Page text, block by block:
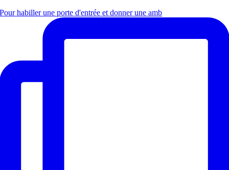
Pour habiller une porte d'entrée et donner une amb